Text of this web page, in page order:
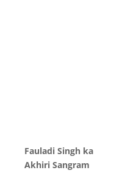
Fauladi Singh ka
Akhiri Sangram